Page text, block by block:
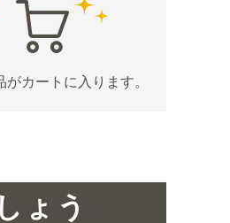
がカートに入ります。
ょう